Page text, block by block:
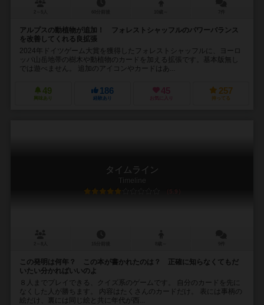
アルプスの動植物が追加！ フォレストシャッフルのパワーバランス
を改善してくれる良拡張
2024年ドイツゲーム大賞を獲得したフォレストシャッフルに、ヨーロ
ッパ山岳地帯の樹木や動植物のカードを加える拡張です。基本版無し
では遊べません。 追加のアイコンやカードはあ...
49
興味あり
186
経験あり
45
お気に入り
257
持ってる
タイムライン
Timeline
5.9
この発明は何年？ この本が書かれたのは？ 正確に知らなくてもだ
いたい分かればいいのよ
８人までプレイできる、クイズ系のゲームです。 自分のカードを先に
なくした人が勝ちます。 内容はたくさんのカードだけ。 表には事柄の
絵だけ、裏には同じ絵と共に年代が西...